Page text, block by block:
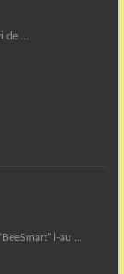
de …
l-au …